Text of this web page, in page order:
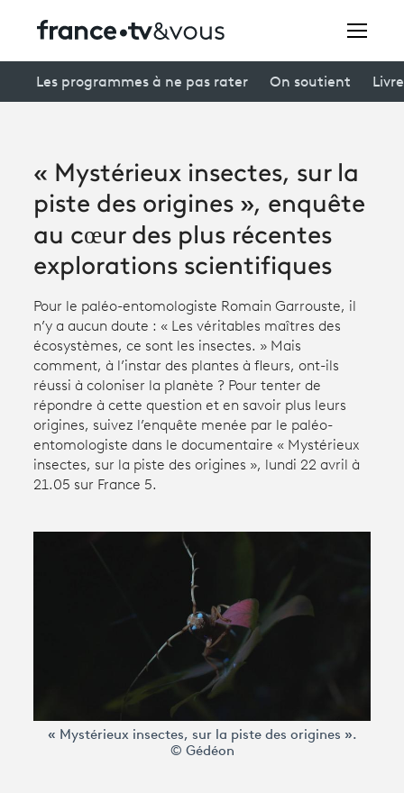
Avantages fidélité
À la une
Participer et assister à une émission
À votre écoute
Productions et innovation
Programme tv
Les programmes à ne pas rater On soutient
« Mystérieux insectes, sur la
piste des origines », enquête
au cœur des plus récentes
explorations scientifiques
Pour le paléo-entomologiste Romain Garrouste, il
n’y a aucun doute : « Les véritables maîtres des
écosystèmes, ce sont les insectes. » Mais
comment, à l’instar des plantes à fleurs, ont-ils
réussi à coloniser la planète ? Pour tenter de
répondre à cette question et en savoir plus leurs
origines, suivez l’enquête menée par le paléo-
entomologiste dans le documentaire « Mystérieux
insectes, sur la piste des origines », lundi 22 avril à
21.05 sur France 5.
« Mystérieux insectes, sur la piste des origines ».
© Gédéon